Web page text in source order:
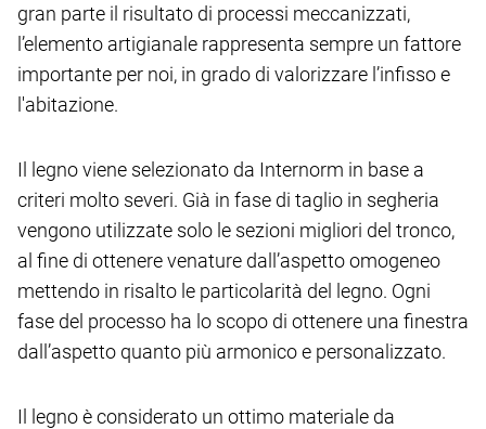
gran parte il risultato di processi meccanizzati,
l’elemento artigianale rappresenta sempre un fattore
importante per noi, in grado di valorizzare l’infisso e
l'abitazione.
Il legno viene selezionato da Internorm in base a
criteri molto severi. Già in fase di taglio in segheria
vengono utilizzate solo le sezioni migliori del tronco,
al fine di ottenere venature dall’aspetto omogeneo
mettendo in risalto le particolarità del legno. Ogni
fase del processo ha lo scopo di ottenere una finestra
dall’aspetto quanto più armonico e personalizzato.
Il legno è considerato un ottimo materiale da